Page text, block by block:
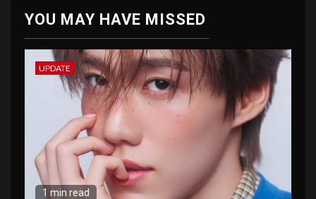
YOU MAY HAVE MISSED
UPDATE
1 min read